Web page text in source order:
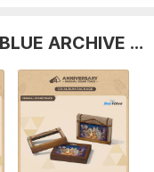
PACKAGE)
블루 아카이브 4주년 기념 OST (BLUE ARCHIVE 4th ANNIVERSARY OST)